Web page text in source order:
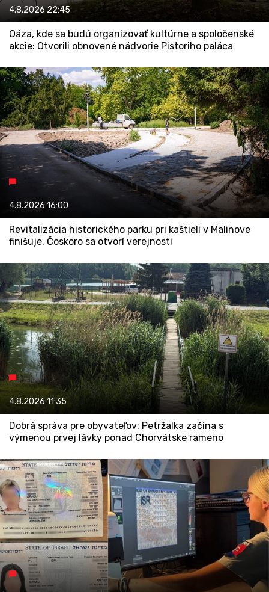
4.8.202622:45
Oáza, kde sa budú organizovať kultúrne a spoločenské
akcie: Otvorili obnovené nádvorie Pistoriho paláca
4.8.202616:00
Revitalizácia historického parku pri kaštieli v Malinove
finišuje. Čoskoro sa otvorí verejnosti
4.8.202611:35
Dobrá správa pre obyvateľov: Petržalka začína s
výmenou prvej lávky ponad Chorvátske rameno